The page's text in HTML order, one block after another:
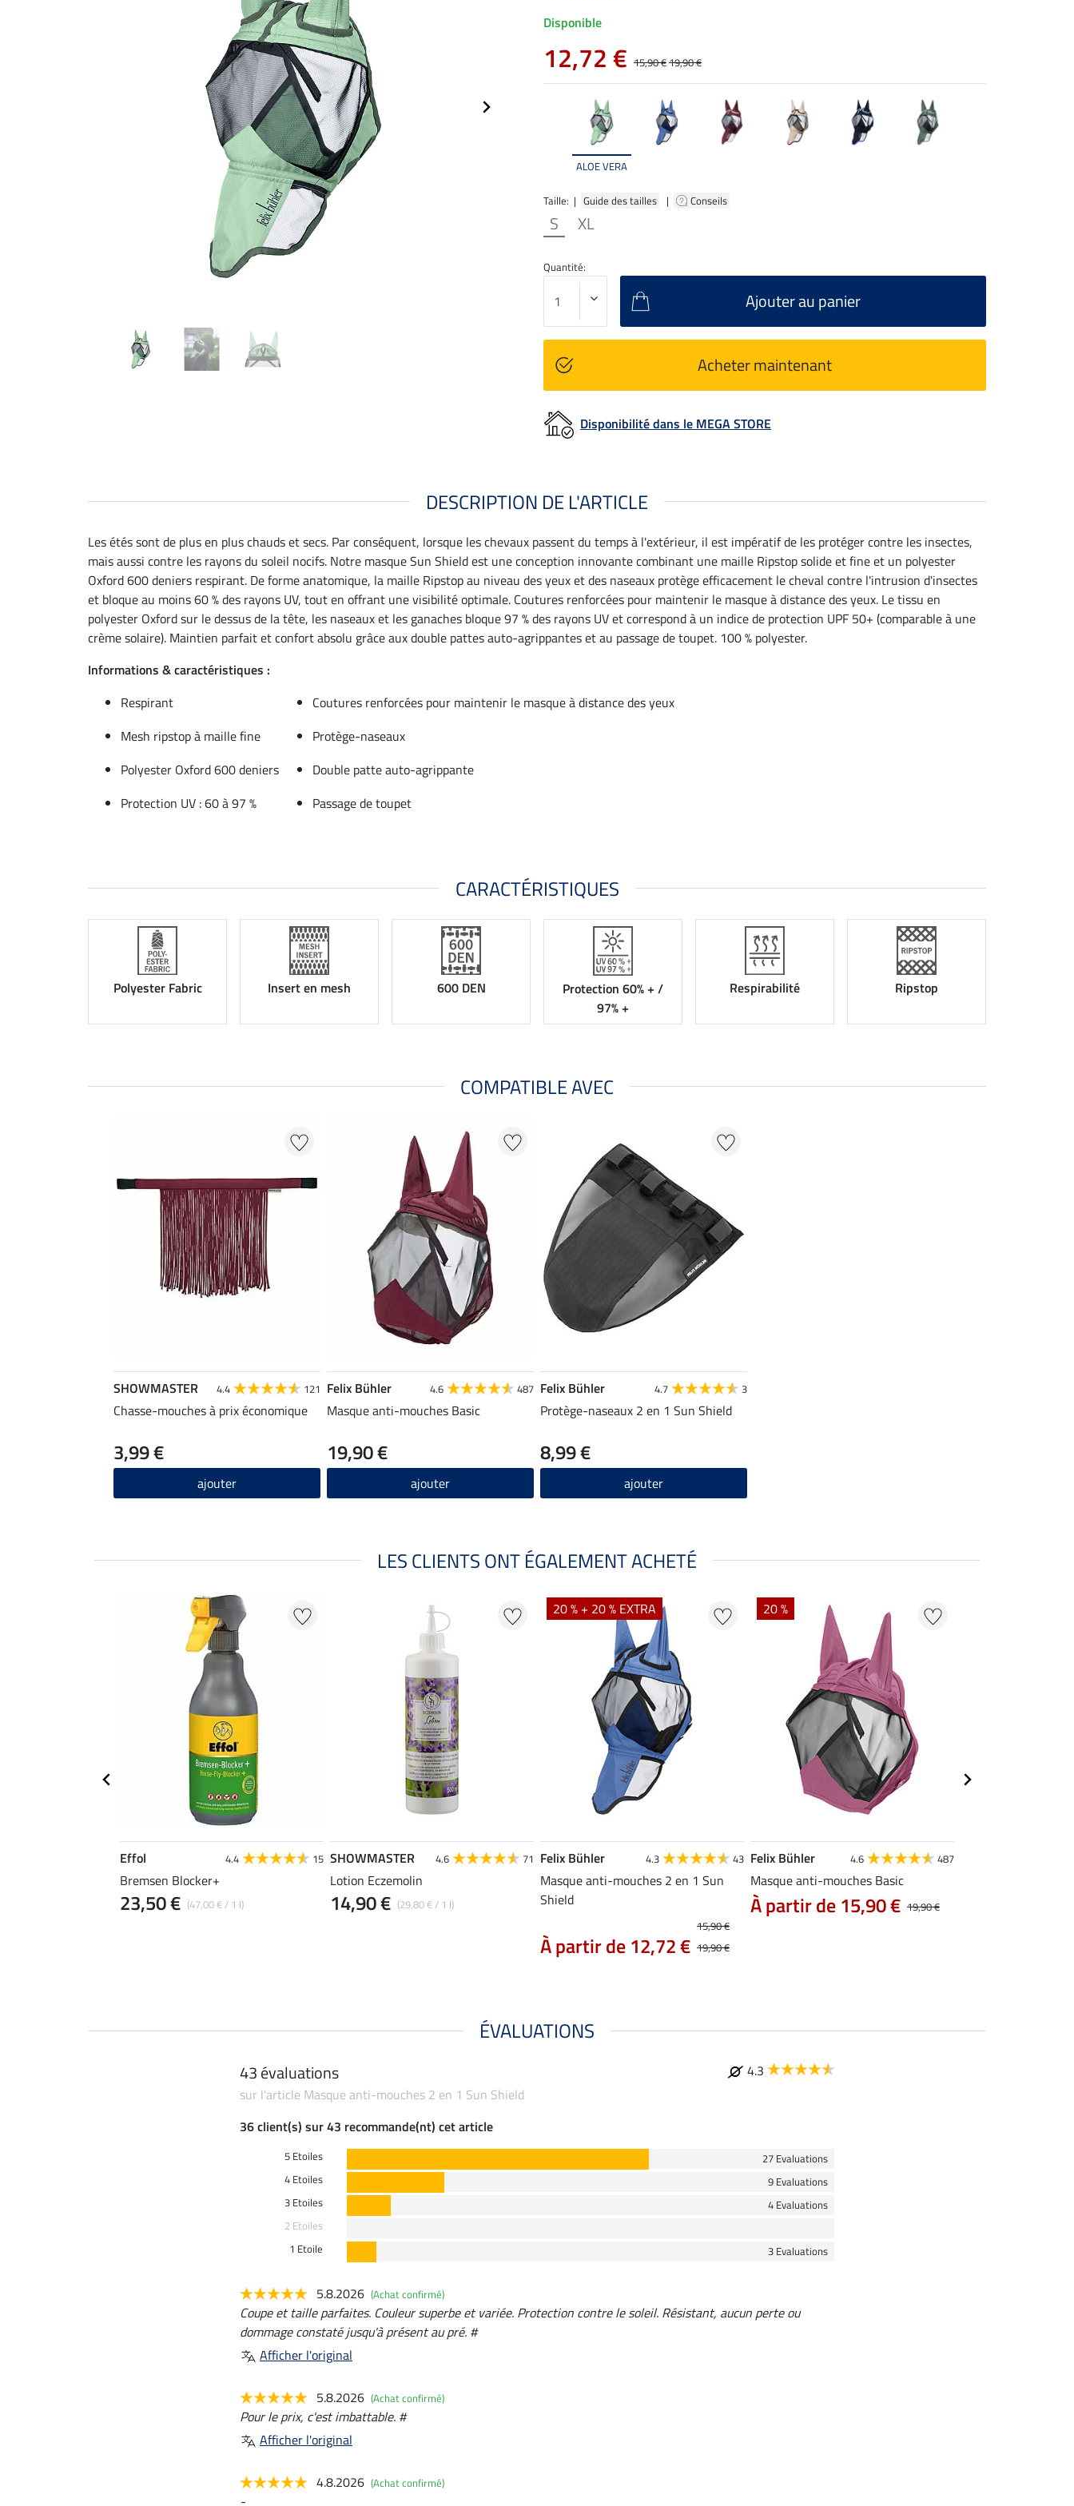
ALOE VERA
Taille: | Guide des tailles | Conseils
S XL
Disponible
12,72 € 15,90 €19,90 €
Quantité:
Ajouter au panier
Acheter maintenant
Disponibilité dans le MEGA STORE
DESCRIPTION DE L'ARTICLE
Les étés sont de plus en plus chauds et secs. Par conséquent, lorsque les chevaux passent du temps à l'extérieur, il est impératif de les protéger contre les insectes,
mais aussi contre les rayons du soleil nocifs. Notre masque Sun Shield est une conception innovante combinant une maille Ripstop solide et fine et un polyester
Oxford 600 deniers respirant. De forme anatomique, la maille Ripstop au niveau des yeux et des naseaux protège efficacement le cheval contre l'intrusion d'insectes
et bloque au moins 60 % des rayons UV, tout en offrant une visibilité optimale. Coutures renforcées pour maintenir le masque à distance des yeux. Le tissu en
polyester Oxford sur le dessus de la tête, les naseaux et les ganaches bloque 97 % des rayons UV et correspond à un indice de protection UPF 50+ (comparable à une
crème solaire). Maintien parfait et confort absolu grâce aux double pattes auto-agrippantes et au passage de toupet. 100 % polyester.
Informations & caractéristiques :
Respirant
Coutures renforcées pour maintenir le masque à distance des yeux
Mesh ripstop à maille fine
Protège-naseaux
Polyester Oxford 600 deniers
Double patte auto-agrippante
Protection UV : 60 à 97 %
Passage de toupet
CARACTÉRISTIQUES
Polyester Fabric Insert en mesh 600 DEN
Protection 60% + /
97% +
Respirabilité Ripstop
COMPATIBLE AVEC
SHOWMASTER 4.4 121
Chasse-mouches à prix économique
3,99 €
ajouter
Felix Bühler 4.6 487
Masque anti-mouches Basic
19,90 €
ajouter
Felix Bühler 4.7 3
Protège-naseaux 2 en 1 Sun Shield
8,99 €
ajouter
LES CLIENTS ONT ÉGALEMENT ACHETÉ
Effol 4.4 15
Bremsen Blocker+
(47,00 € / 1 l)
23,50 €
SHOWMASTER 4.6 71
Lotion Eczemolin
(29,80 € / 1 l)
14,90 €
20 % + 20 % EXTRA
Felix Bühler 4.3 43
Masque anti-mouches 2 en 1 Sun
Shield
15,90 €
19,90 €
À partir de 12,72 €
20 %
Felix Bühler 4.6 487
Masque anti-mouches Basic
19,90 €
À partir de 15,90 €
ÉVALUATIONS
43 évaluations
4.3
sur l'article Masque anti-mouches 2 en 1 Sun Shield
36 client(s) sur 43 recommande(nt) cet article
5 Etoiles
27 Evaluations
4 Etoiles
9 Evaluations
3 Etoiles
4 Evaluations
2 Etoiles
1 Etoile
3 Evaluations
5.8.2026 (Achat confirmé)
Coupe et taille parfaites. Couleur superbe et variée. Protection contre le soleil. Résistant, aucun perte ou
dommage constaté jusqu'à présent au pré. #
Afficher l'original
5.8.2026 (Achat confirmé)
Pour le prix, c'est imbattable. #
Afficher l'original
4.8.2026 (Achat confirmé)
-